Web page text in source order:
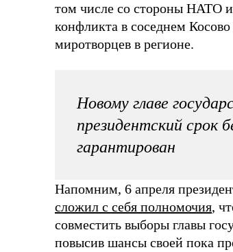
том числе со стороны НАТО
конфликта в соседнем
миротворцев в регионе.
Новому главе
президентский срок
гарантирован
Напомним, 6 апреля
сложил с себя полномочия,
совместить выборы главы
повысив шансы своей пока